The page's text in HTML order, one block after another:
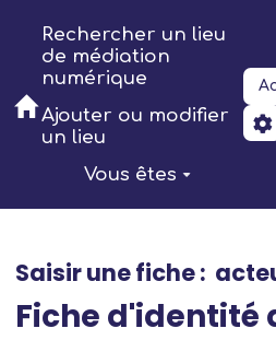
Aller au contenu principal
Rechercher un lieu
de médiation
numérique
Ajouter ou modifier
un lieu
Vous êtes
Saisir une fiche :
Fiche d'identité